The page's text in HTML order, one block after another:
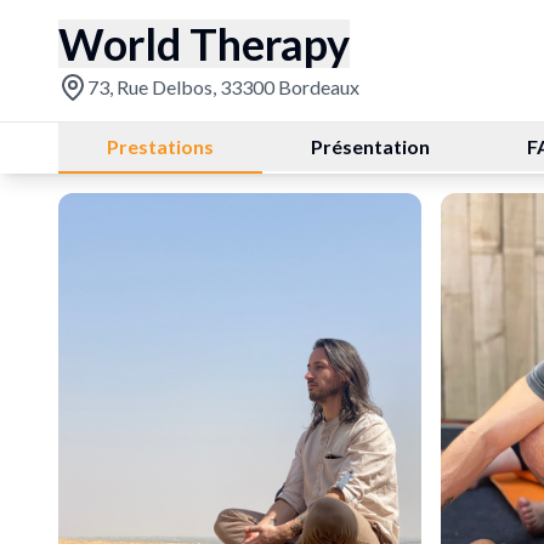
World Therapy
73, Rue Delbos, 33300 Bordeaux
Prestations Présentation